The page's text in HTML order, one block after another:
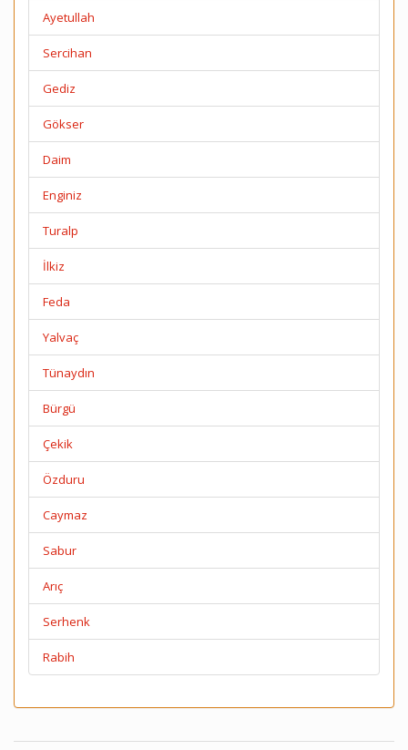
Ayetullah
Sercihan
Gediz
Gökser
Daim
Enginiz
Turalp
İlkiz
Feda
Yalvaç
Tünaydın
Bürgü
Çekik
Özduru
Caymaz
Sabur
Arıç
Serhenk
Rabih